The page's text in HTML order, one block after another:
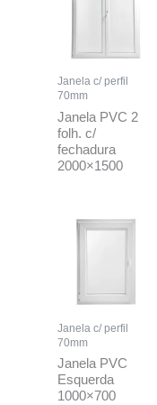
Janela c/ perfil
70mm
Janela PVC 2
folh. c/
fechadura
2000×1500
Janela c/ perfil
70mm
Janela PVC
Esquerda
1000×700